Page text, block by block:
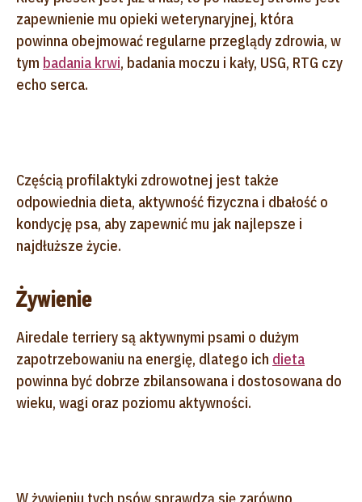
zapewnienie mu opieki weterynaryjnej, która
powinna obejmować regularne przeglądy zdrowia, w
tym badania krwi, badania moczu i kały, USG, RTG czy
echo serca.
Częścią profilaktyki zdrowotnej jest także
odpowiednia dieta, aktywność fizyczna i dbałość o
kondycję psa, aby zapewnić mu jak najlepsze i
najdłuższe życie.
Żywienie
Airedale terriery są aktywnymi psami o dużym
zapotrzebowaniu na energię, dlatego ich dieta
powinna być dobrze zbilansowana i dostosowana do
wieku, wagi oraz poziomu aktywności.
W żywieniu tych psów sprawdzą się zarówno